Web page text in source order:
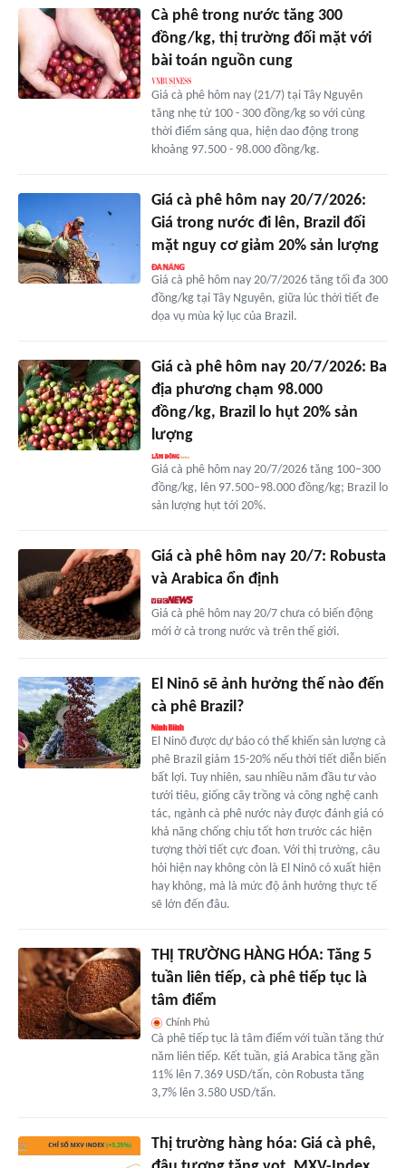
Cà phê trong nước tăng 300
đồng/kg, thị trường đối mặt với
bài toán nguồn cung
Giá cà phê hôm nay (21/7) tại Tây Nguyên
tăng nhẹ từ 100 - 300 đồng/kg so với cùng
thời điểm sáng qua, hiện dao động trong
khoảng 97.500 - 98.000 đồng/kg.
Giá cà phê hôm nay 20/7/2026:
Giá trong nước đi lên, Brazil đối
mặt nguy cơ giảm 20% sản lượng
Giá cà phê hôm nay 20/7/2026 tăng tối đa 300
đồng/kg tại Tây Nguyên, giữa lúc thời tiết đe
dọa vụ mùa kỷ lục của Brazil.
Giá cà phê hôm nay 20/7/2026: Ba
địa phương chạm 98.000
đồng/kg, Brazil lo hụt 20% sản
lượng
Giá cà phê hôm nay 20/7/2026 tăng 100–300
đồng/kg, lên 97.500–98.000 đồng/kg; Brazil lo
sản lượng hụt tới 20%.
Giá cà phê hôm nay 20/7: Robusta
và Arabica ổn định
Giá cà phê hôm nay 20/7 chưa có biến động
mới ở cả trong nước và trên thế giới.
El Ninõ sẽ ảnh hưởng thế nào đến
cà phê Brazil?
El Ninõ được dự báo có thể khiến sản lượng cà
phê Brazil giảm 15-20% nếu thời tiết diễn biến
bất lợi. Tuy nhiên, sau nhiều năm đầu tư vào
tưới tiêu, giống cây trồng và công nghệ canh
tác, ngành cà phê nước này được đánh giá có
khả năng chống chịu tốt hơn trước các hiện
tượng thời tiết cực đoan. Với thị trường, câu
hỏi hiện nay không còn là El Ninõ có xuất hiện
hay không, mà là mức độ ảnh hưởng thực tế
sẽ lớn đến đâu.
THỊ TRƯỜNG HÀNG HÓA: Tăng 5
tuần liên tiếp, cà phê tiếp tục là
tâm điểm
Chính Phủ
Cà phê tiếp tục là tâm điểm với tuần tăng thứ
năm liên tiếp. Kết tuần, giá Arabica tăng gần
11% lên 7.369 USD/tấn, còn Robusta tăng
3,7% lên 3.580 USD/tấn.
Thị trường hàng hóa: Giá cà phê,